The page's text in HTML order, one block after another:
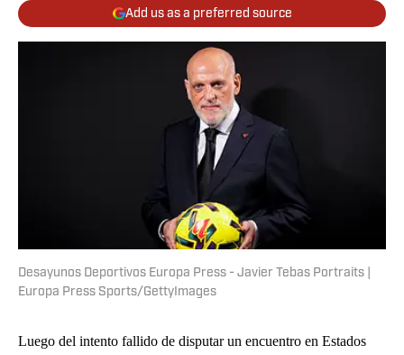
Add us as a preferred source
Desayunos Deportivos Europa Press - Javier Tebas Portraits |
Europa Press Sports/GettyImages
Luego del intento fallido de disputar un encuentro en Estados